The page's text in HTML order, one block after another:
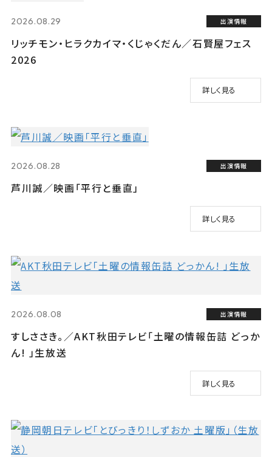
2026.08.29 出演情報
リッチモン・ヒラクカイマ・くじゃくだん／石賢屋フェス
2026
詳しく見る
2026.08.28 出演情報
芦川誠／映画「平行と垂直」
詳しく見る
2026.08.08 出演情報
すしささき。／AKT秋田テレビ「土曜の情報缶詰 どっか
ん! 」生放送
詳しく見る